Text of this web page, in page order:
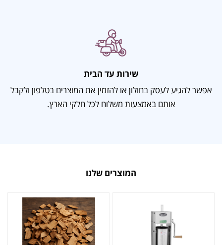
שירות עד הבית
אפשר להגיע לעסק בחולון או להזמין את המוצרים בטלפון ולקבל
אותם באמצעות משלוח לכל חלקי הארץ.
המוצרים שלנו